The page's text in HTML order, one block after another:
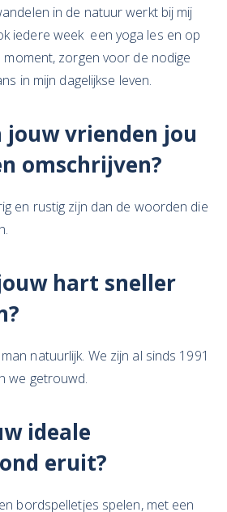
in de natuur werkt bij mij
iedere week een yoga les en op
moment, zorgen voor de nodige
in mijn dagelijkse leven.
jouw vrienden jou
omschrijven?
en rustig zijn dan de woorden die
hart sneller
natuurlijk. We zijn al sinds 1991
we getrouwd.
ideale
eruit?
bordspelletjes spelen, met een